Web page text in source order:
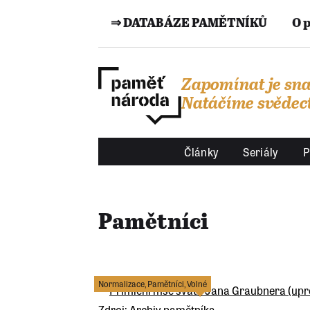
⇒ DATABÁZE PAMĚTNÍKŮ O
Zapomínat je
Natáčíme
Články Seriály
Pamětníci
Normalizace,Pamětníci,Volné